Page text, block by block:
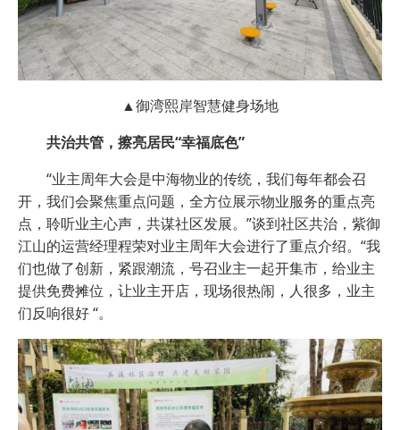
▲御湾熙岸智慧健身场地
共治共管，擦亮居民“幸福底色”
“业主周年大会是中海物业的传统，我们每年都会召
开，我们会聚焦重点问题，全方位展示物业服务的重点亮
点，聆听业主心声，共谋社区发展。”谈到社区共治，紫御
江山的运营经理程荣对业主周年大会进行了重点介绍。“我
们也做了创新，紧跟潮流，号召业主一起开集市，给业主
提供免费摊位，让业主开店，现场很热闹，人很多，业主
们反响很好 “。